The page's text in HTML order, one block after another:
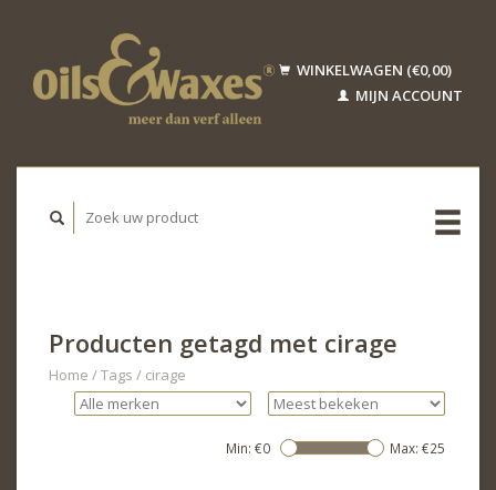
WINKELWAGEN (€0,00)
MIJN ACCOUNT
Producten getagd met cirage
Home /Tags / cirage
Min: €0 Max: €25